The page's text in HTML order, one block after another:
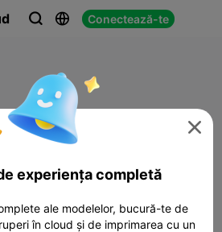
  Conectează-te

experiența completă
ale modelelor, bucură-te de
în cloud și de imprimarea cu un